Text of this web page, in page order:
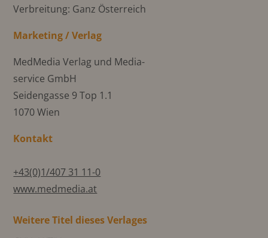
Verbreitung: Ganz Österreich
Marketing / Verlag
MedMedia Verlag und Media-
service GmbH
Seidengasse 9 Top 1.1
1070 Wien
Kontakt
+43(0)1/407 31 11-0
www.medmedia.at
Weitere Titel dieses Verlages